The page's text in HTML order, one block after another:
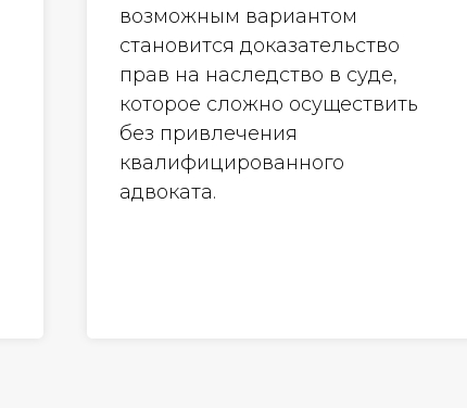
возможным вариантом
становится доказательство
прав на наследство в суде,
которое сложно осуществить
без привлечения
квалифицированного
адвоката.